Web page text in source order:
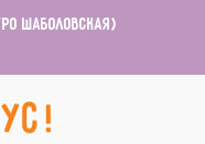
Шаболовская)